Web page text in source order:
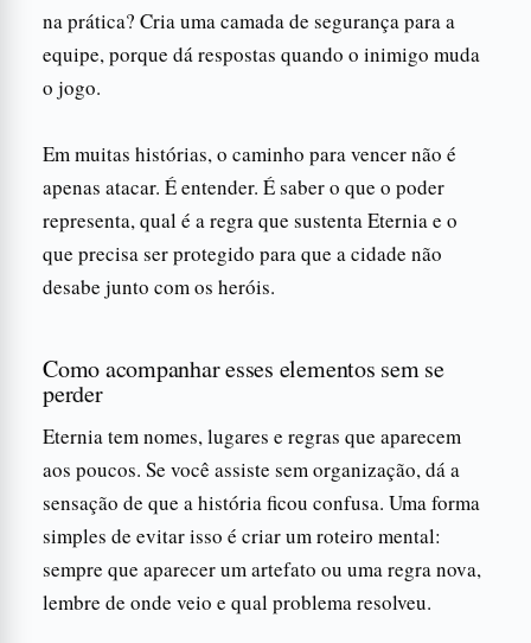
na prática? Cria uma camada de segurança para a
equipe, porque dá respostas quando o inimigo muda
o jogo.
Em muitas histórias, o caminho para vencer não é
apenas atacar. É entender. É saber o que o poder
representa, qual é a regra que sustenta Eternia e o
que precisa ser protegido para que a cidade não
desabe junto com os heróis.
Como acompanhar esses elementos sem se
perder
Eternia tem nomes, lugares e regras que aparecem
aos poucos. Se você assiste sem organização, dá a
sensação de que a história ficou confusa. Uma forma
simples de evitar isso é criar um roteiro mental:
sempre que aparecer um artefato ou uma regra nova,
lembre de onde veio e qual problema resolveu.